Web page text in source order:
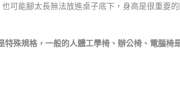
可能腳太長無法放進桌子底下，身高是很重要
殊規格，一般的人體工學椅、辦公椅、電腦椅